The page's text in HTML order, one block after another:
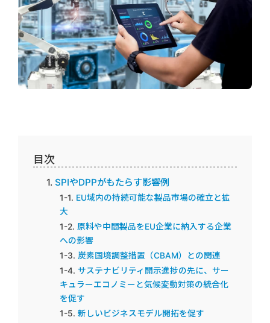
目次
SPIやDPPがもたらす影響例
EU域内の持続可能な製品市場の確立と拡
大
原料や中間製品をEU企業に納入する企業
への影響
炭素国境調整措置（CBAM）との関連
サステナビリティ開示進捗の先に、サー
キュラーエコノミーと気候変動対策の統合化
を促す
新しいビジネスモデル開拓を促す